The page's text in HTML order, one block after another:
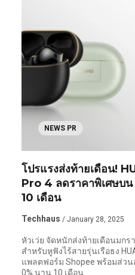
NEWS PR
โปรแรงส่งท้ายเดือน!
Pro 4 ลดราคาพิเศษบ
10 เดือน
Techhaus / January 28, 2025
หัวเว่ย จัดหนักส่งท้ายเดือนมก
สำหรับหูฟังไร้สายรุ่นเรือธง
แพลตฟอร์ม Shopee พร้อมส่ว
0% นาน 10 เดือน